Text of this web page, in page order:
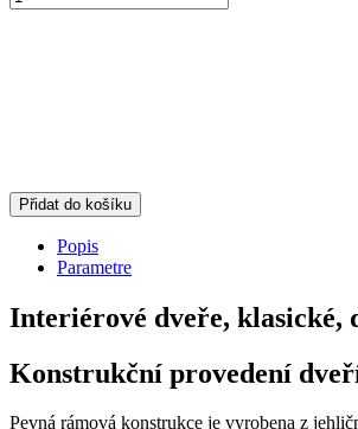
Přidat do košíku
Popis
Parametre
Interiérové dveře, klasické,
Konstrukční provedení
Pevná rámová konstrukce je vyrobena z